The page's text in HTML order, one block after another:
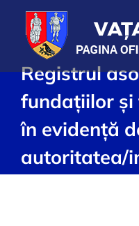
content
Registrul
fundațiilor
în evidență
autoritatea/